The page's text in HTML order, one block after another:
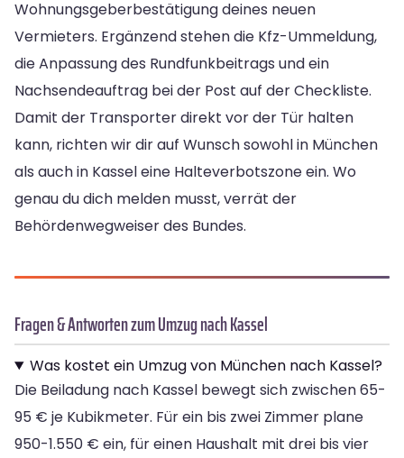
Wohnungsgeberbestätigung deines neuen
Vermieters. Ergänzend stehen die Kfz-Ummeldung,
die Anpassung des Rundfunkbeitrags und ein
Nachsendeauftrag bei der Post auf der Checkliste.
Damit der Transporter direkt vor der Tür halten
kann, richten wir dir auf Wunsch sowohl in München
als auch in Kassel eine Halteverbotszone ein. Wo
genau du dich melden musst, verrät der
Behördenwegweiser des Bundes.
Fragen & Antworten zum Umzug nach Kassel
Was kostet ein Umzug von München nach Kassel?
Die Beiladung nach Kassel bewegt sich zwischen 65-
95 € je Kubikmeter. Für ein bis zwei Zimmer plane
950-1.550 € ein, für einen Haushalt mit drei bis vier